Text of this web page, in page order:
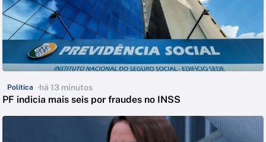
Política há 13 minutos
PF indicia mais seis por fraudes no INSS